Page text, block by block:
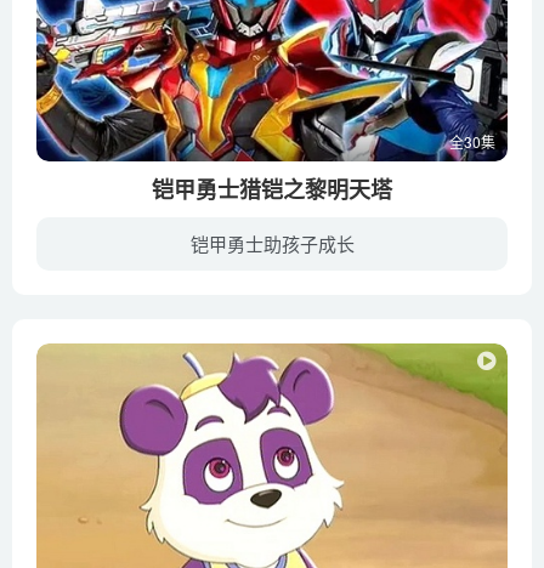
全30集
铠甲勇士猎铠之黎明天塔
铠甲勇士助孩子成长